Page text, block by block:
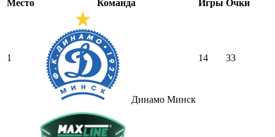
Место Команда Игры Очки
1
Динамо Минск
14 33